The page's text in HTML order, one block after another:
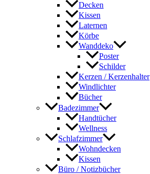
Decken
Kissen
Laternen
Körbe
Wanddeko
Poster
Schilder
Kerzen / Kerzenhalter
Windlichter
Bücher
Badezimmer
Handtücher
Wellness
Schlafzimmer
Wohndecken
Kissen
Büro / Notizbücher